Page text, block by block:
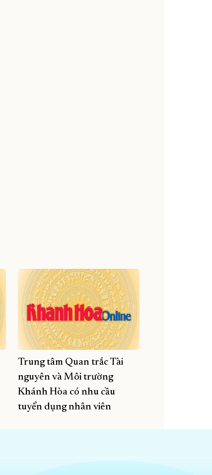
Trung tâm Quan trắc Tài
nguyên và Môi trường
Khánh Hòa có nhu cầu
tuyển dụng nhân viên